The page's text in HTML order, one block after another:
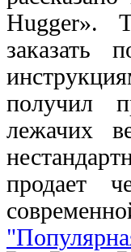
Hugger».
заказать
получил
лежачих
продает